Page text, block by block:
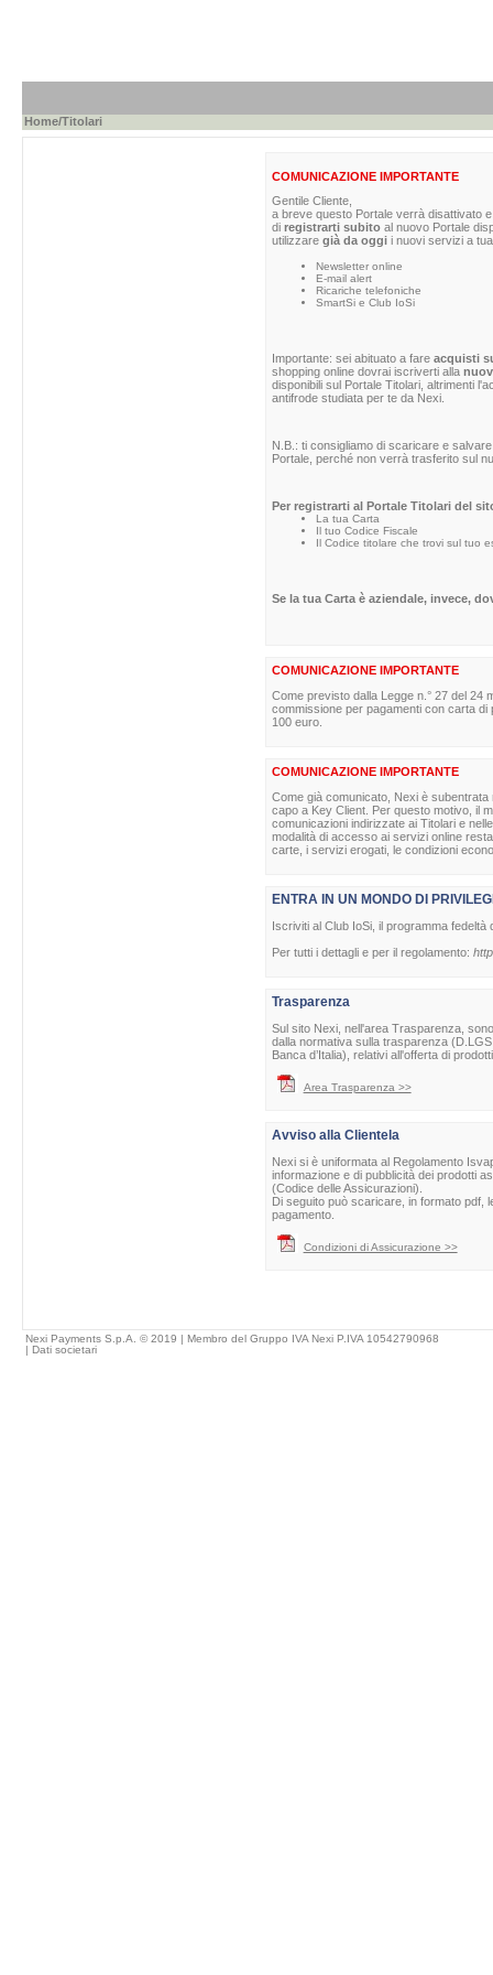
Home/Titolari
COMUNICAZIONE IMPORTANTE
Gentile Cliente,
a breve questo Portale verrà disattivato
diregistrarti subitoal nuovo Portale
utilizzare già da oggii nuovi servizi a
Newsletter online
E-mail alert
Ricariche telefoniche
SmartSi e Club IoSi
Importante: sei abituato a fare acquisti
shopping online dovrai iscriverti alla
disponibili sul Portale Titolari, altrimenti
antifrode studiata per te da Nexi.
N.B.: ti consigliamo di scaricare e
Portale, perché non verrà trasferito sul
Per registrarti al Portale Titolari del
La tua Carta
Il tuo Codice Fiscale
Il Codice titolare che trovi sul tuo
Se la tua Carta è aziendale, invece,
COMUNICAZIONE IMPORTANTE
Come previsto dalla Legge n.° 27 del 24
commissione per pagamenti con carta
100 euro.
COMUNICAZIONE IMPORTANTE
Come già comunicato, Nexi è
capo a Key Client. Per questo motivo, il
comunicazioni indirizzate ai Titolari e
modalità di accesso ai servizi online
carte, i servizi erogati, le condizioni
ENTRA IN UN MONDO DI
Iscriviti al Club IoSi, il programma
Per tutti i dettagli e per il regolamento:
Trasparenza
Sul sito Nexi, nell'area Trasparenza,
dalla normativa sulla trasparenza
Banca d’Italia), relativi all'offerta di
Area Trasparenza >>
Avviso alla Clientela
Nexi si è uniformata al Regolamento
informazione e di pubblicità dei prodotti
(Codice delle Assicurazioni).
Di seguito può scaricare, in formato pdf,
pagamento.
Condizioni di Assicurazione >>
Nexi Payments S.p.A. © 2019 | Membro del Gruppo IVA Nexi P.IVA 10542790968
| Dati societari